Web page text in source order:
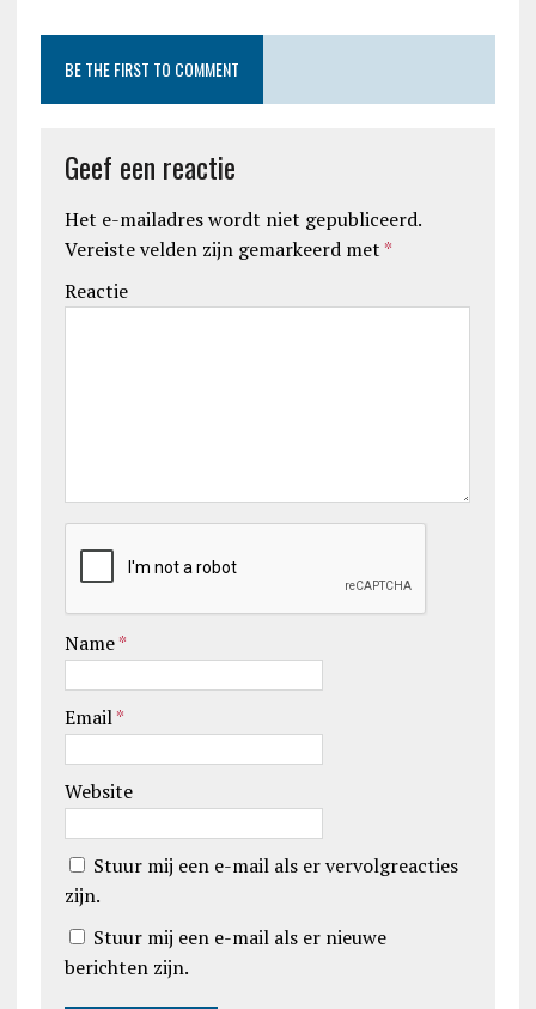
BE THE FIRST TO COMMENT
Geef een reactie
Het e-mailadres wordt niet gepubliceerd.
Vereiste velden zijn gemarkeerd met *
Reactie
Name*
Email*
Website
Stuur mij een e-mail als er vervolgreacties
zijn.
Stuur mij een e-mail als er nieuwe
berichten zijn.